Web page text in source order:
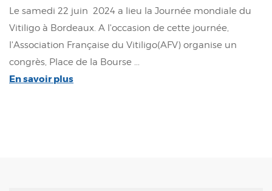
Le samedi 22 juin 2024 a lieu la Journée mondiale du
Vitiligo à Bordeaux. A l'occasion de cette journée,
l'Association Française du Vitiligo(AFV) organise un
congrès, Place de la Bourse ...
En savoir plus